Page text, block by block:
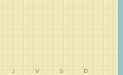
J V S D